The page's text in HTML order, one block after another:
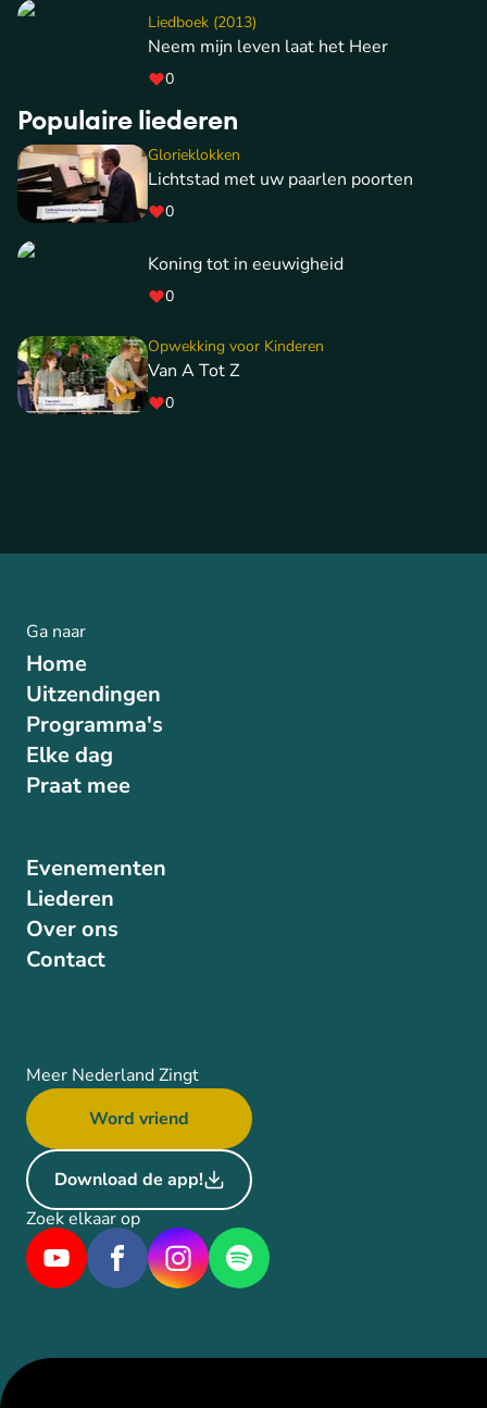
Liedboek (2013)
Neem mijn leven laat het Heer
0
Populaire liederen
Glorieklokken
Lichtstad met uw paarlen poorten
0
Koning tot in eeuwigheid
0
Opwekking voor Kinderen
Van A Tot Z
0
Ga naar
Home
Uitzendingen
Programma's
Elke dag
Praat mee
Evenementen
Liederen
Over ons
Contact
Meer Nederland Zingt
Word vriend
Download de app!
Zoek elkaar op